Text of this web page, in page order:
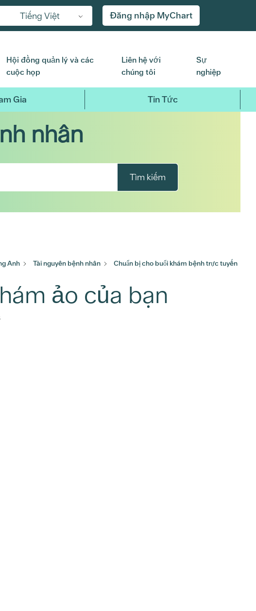
Tiếng Việt Đăng nhập MyChart
Hội đồng quản lý và các
cuộc họp
Liên hệ với
chúng tôi
Sự
nghiệp
Gia Tin Tức
nhân
Tìm kiếm
Anh Tài nguyên bệnh nhân
Chuẩn bị cho buổi khám bệnh trực tuyến
ảo của bạn